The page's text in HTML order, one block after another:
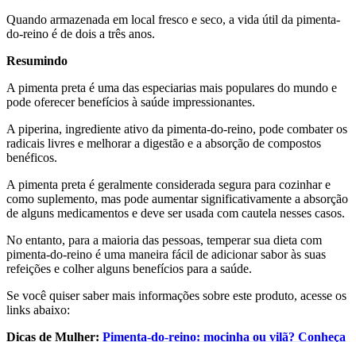
Quando armazenada em local fresco e seco, a vida útil da pimenta-
do-reino é de dois a três anos.
Resumindo
A pimenta preta é uma das especiarias mais populares do mundo e
pode oferecer benefícios à saúde impressionantes.
A piperina, ingrediente ativo da pimenta-do-reino, pode combater os
radicais livres e melhorar a digestão e a absorção de compostos
benéficos.
A pimenta preta é geralmente considerada segura para cozinhar e
como suplemento, mas pode aumentar significativamente a absorção
de alguns medicamentos e deve ser usada com cautela nesses casos.
No entanto, para a maioria das pessoas, temperar sua dieta com
pimenta-do-reino é uma maneira fácil de adicionar sabor às suas
refeições e colher alguns benefícios para a saúde.
Se você quiser saber mais informações sobre este produto, acesse os
links abaixo:
Dicas de Mulher: Pimenta-do-reino: mocinha ou vilã? Conheça